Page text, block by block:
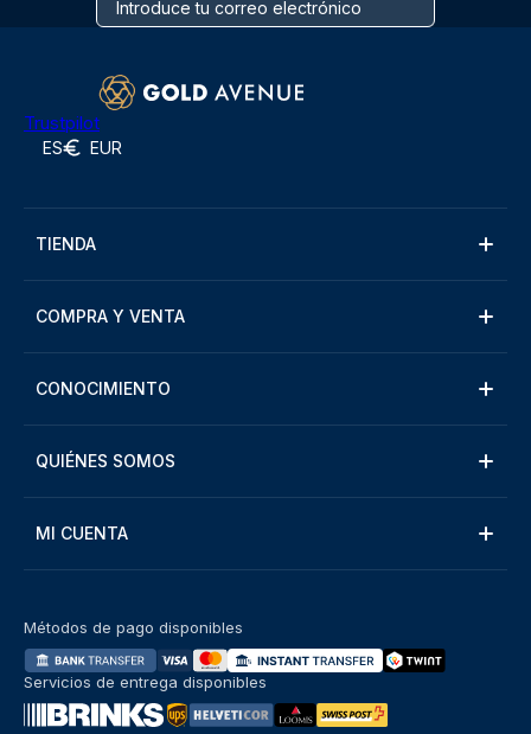
Trustpilot
ES EUR
TIENDA
COMPRA Y VENTA
CONOCIMIENTO
QUIÉNES SOMOS
MI CUENTA
Métodos de pago disponibles
Servicios de entrega disponibles